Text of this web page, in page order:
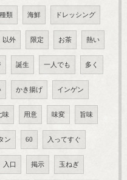
類 海鮮 ドレッシング
以外 限定 お茶 熱い
誕生 一人でも 多く
かき揚げ インゲン
味 用意 味変 旨味
ン 60 入ってすぐ
入口 掲示 玉ねぎ